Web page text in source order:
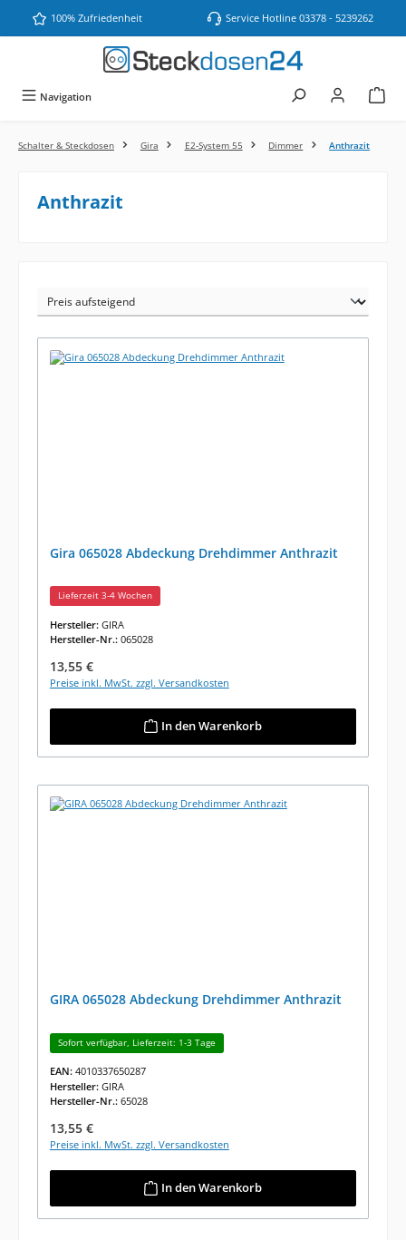
Zum Hauptinhalt springen
100% Zufriedenheit Service Hotline 03378 - 5239262
Navigation
Schalter & Steckdosen Gira E2-System 55 Dimmer Anthrazit
Anthrazit
Gira 065028 Abdeckung Drehdimmer Anthrazit
Lieferzeit 3-4 Wochen
Hersteller: GIRA
Hersteller-Nr.: 065028
Regulärer Preis:
13,55 €
Preise inkl. MwSt. zzgl. Versandkosten
In den Warenkorb
GIRA 065028 Abdeckung Drehdimmer Anthrazit
Sofort verfügbar, Lieferzeit: 1-3 Tage
EAN: 4010337650287
Hersteller: GIRA
Hersteller-Nr.: 65028
Regulärer Preis:
13,55 €
Preise inkl. MwSt. zzgl. Versandkosten
In den Warenkorb